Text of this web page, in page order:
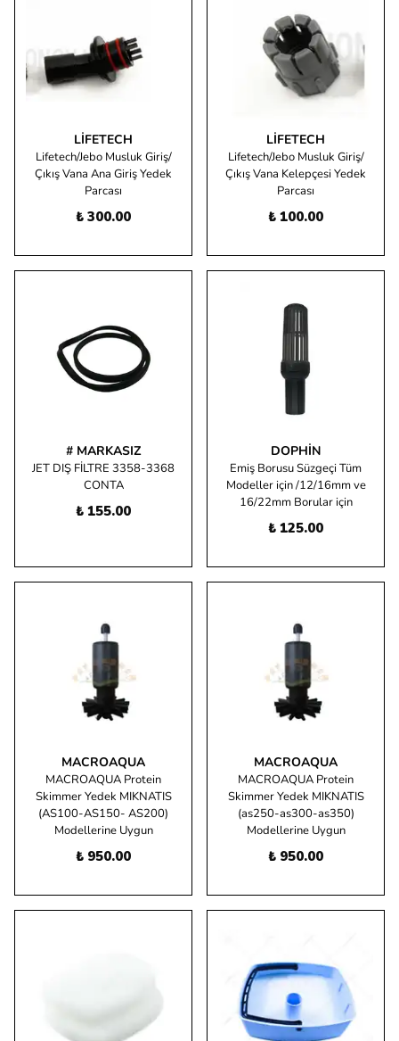
LIFETECH
Lifetech/Jebo Musluk Giriş/
Çıkış Vana Ana Giriş Yedek
Parcası
₺ 300.00
LIFETECH
Lifetech/Jebo Musluk Giriş/
Çıkış Vana Kelepçesi Yedek
Parcası
₺ 100.00
# MARKASIZ
JET DIŞ FİLTRE 3358-3368
CONTA
₺ 155.00
DOPHIN
Emiş Borusu Süzgeçi Tüm
Modeller için /12/16mm ve
16/22mm Borular için
₺ 125.00
MACROAQUA
MACROAQUA Protein
Skimmer Yedek MIKNATIS
(AS100-AS150- AS200)
Modellerine Uygun
₺ 950.00
MACROAQUA
MACROAQUA Protein
Skimmer Yedek MIKNATIS
(as250-as300-as350)
Modellerine Uygun
₺ 950.00